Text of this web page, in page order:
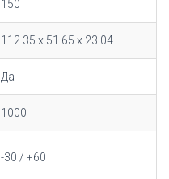
150
112.35 x 51.65 x 23.04
Да
1000
-30 / +60